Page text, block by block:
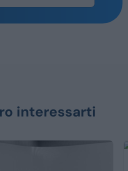
interessarti